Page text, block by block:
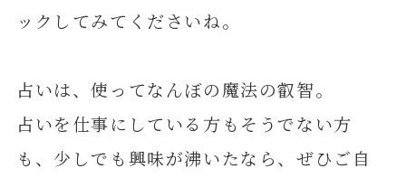
ックしてみてくださいね。
占いは、使ってなんぼの魔法の叡智。
占いを仕事にしている方もそうでない方
も、少しでも興味が沸いたなら、ぜひご自